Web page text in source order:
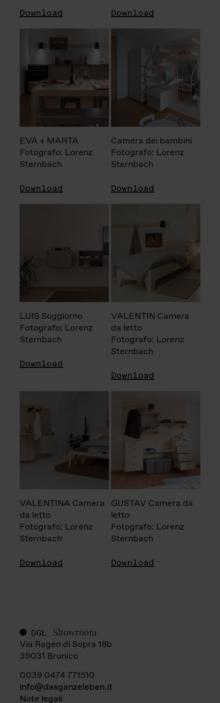
Download Download
EVA + MARTA
Fotografo: Lorenz
Sternbach
Download
Camera dei bambini
Fotografo: Lorenz
Sternbach
Download
LUIS Soggiorno
Fotografo: Lorenz
Sternbach
Download
VALENTIN Camera
da letto
Fotografo: Lorenz
Sternbach
Download
VALENTINA Camera
da letto
Fotografo: Lorenz
Sternbach
Download
GUSTAV Camera da
letto
Fotografo: Lorenz
Sternbach
Download
DGL Showroom
Via Ragen di Sopra 18b
39031 Brunico
0039 0474 771510
info@dasganzeleben.it
Note legali